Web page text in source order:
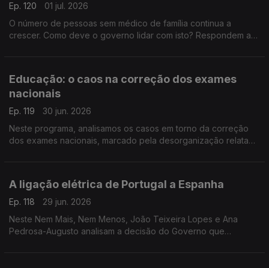
Ep. 120
01 jul. 2026
O número de pessoas sem médico de família continua a
crescer. Como deve o governo lidar com isto? Respondem a
Educação: o caos na correção dos exames
nacionais
Ep. 119
30 jun. 2026
Neste programa, analisamos os casos em torno da correção
dos exames nacionais, marcado pela desorganização relatada
A ligação elétrica de Portugal a Espanha
Ep. 118
29 jun. 2026
Neste Nem Mais, Nem Menos, João Teixeira Lopes e Ana
Pedrosa-Augusto analisam a decisão do Governo que